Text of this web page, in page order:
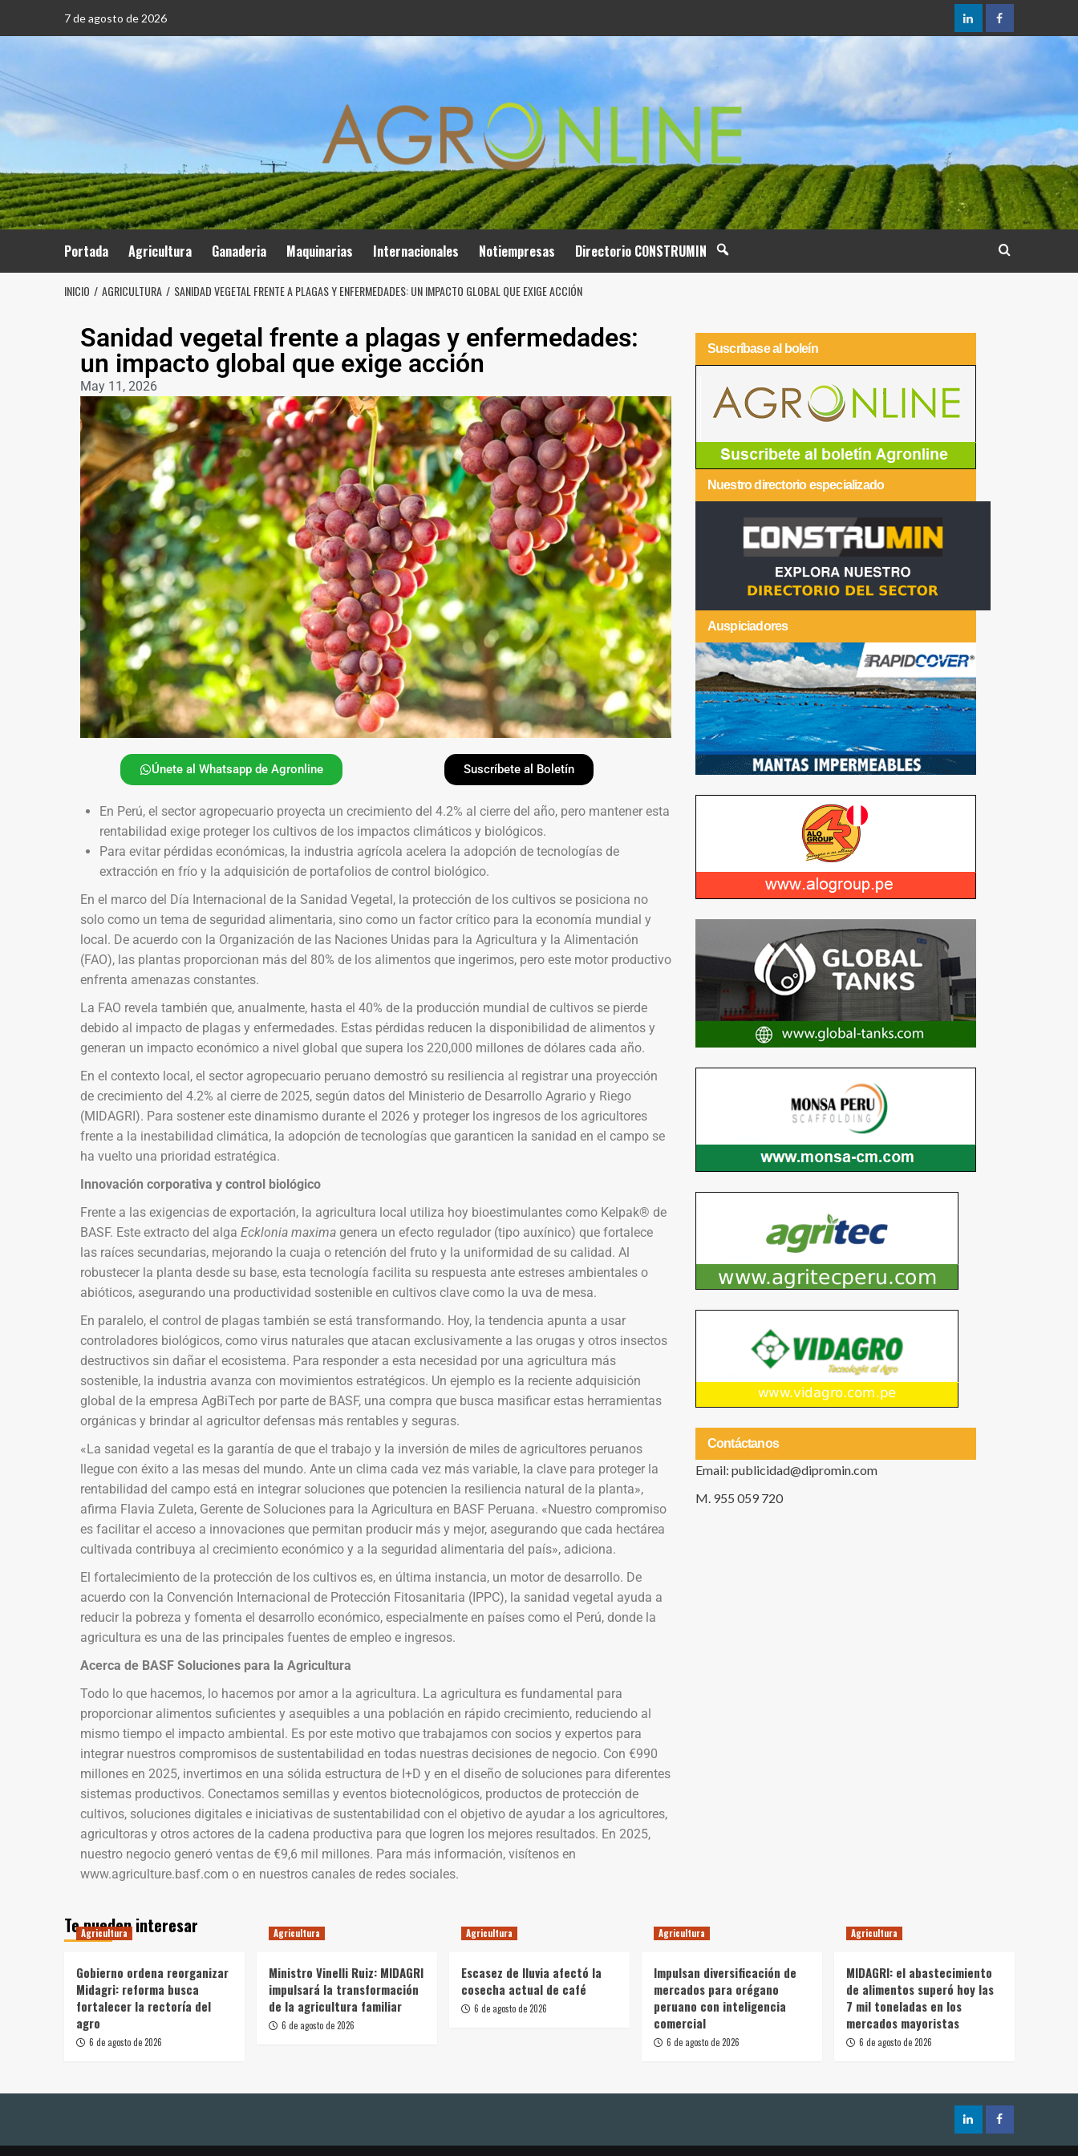
7 de agosto de 2026
Portada Agricultura Ganaderia Maquinarias Internacionales Notiempresas Directorio CONSTRUMIN
INICIO AGRICULTURA SANIDAD VEGETAL FRENTE A PLAGAS Y ENFERMEDADES: UN IMPACTO GLOBAL QUE EXIGE ACCIÓN
Sanidad vegetal frente a plagas y enfermedades:
un impacto global que exige acción
May 11, 2026
Únete al Whatsapp de Agronline Suscríbete al Boletín
En Perú, el sector agropecuario proyecta un crecimiento del 4.2% al cierre del año, pero mantener esta
rentabilidad exige proteger los cultivos de los impactos climáticos y biológicos.
Para evitar pérdidas económicas, la industria agrícola acelera la adopción de tecnologías de
extracción en frío y la adquisición de portafolios de control biológico.
En el marco del Día Internacional de la Sanidad Vegetal, la protección de los cultivos se posiciona no
solo como un tema de seguridad alimentaria, sino como un factor crítico para la economía mundial y
local. De acuerdo con la Organización de las Naciones Unidas para la Agricultura y la Alimentación
(FAO), las plantas proporcionan más del 80% de los alimentos que ingerimos, pero este motor productivo
enfrenta amenazas constantes.
La FAO revela también que, anualmente, hasta el 40% de la producción mundial de cultivos se pierde
debido al impacto de plagas y enfermedades. Estas pérdidas reducen la disponibilidad de alimentos y
generan un impacto económico a nivel global que supera los 220,000 millones de dólares cada año.
En el contexto local, el sector agropecuario peruano demostró su resiliencia al registrar una proyección
de crecimiento del 4.2% al cierre de 2025, según datos del Ministerio de Desarrollo Agrario y Riego
(MIDAGRI). Para sostener este dinamismo durante el 2026 y proteger los ingresos de los agricultores
frente a la inestabilidad climática, la adopción de tecnologías que garanticen la sanidad en el campo se
ha vuelto una prioridad estratégica.
Innovación corporativa y control biológico
Frente a las exigencias de exportación, la agricultura local utiliza hoy bioestimulantes como Kelpak® de
BASF. Este extracto del alga Ecklonia maximagenera un efecto regulador (tipo auxínico) que fortalece
las raíces secundarias, mejorando la cuaja o retención del fruto y la uniformidad de su calidad. Al
robustecer la planta desde su base, esta tecnología facilita su respuesta ante estreses ambientales o
abióticos, asegurando una productividad sostenible en cultivos clave como la uva de mesa.
En paralelo, el control de plagas también se está transformando. Hoy, la tendencia apunta a usar
controladores biológicos, como virus naturales que atacan exclusivamente a las orugas y otros insectos
destructivos sin dañar el ecosistema. Para responder a esta necesidad por una agricultura más
sostenible, la industria avanza con movimientos estratégicos. Un ejemplo es la reciente adquisición
global de la empresa AgBiTech por parte de BASF, una compra que busca masificar estas herramientas
orgánicas y brindar al agricultor defensas más rentables y seguras.
«La sanidad vegetal es la garantía de que el trabajo y la inversión de miles de agricultores peruanos
llegue con éxito a las mesas del mundo. Ante un clima cada vez más variable, la clave para proteger la
rentabilidad del campo está en integrar soluciones que potencien la resiliencia natural de la planta»,
afirma Flavia Zuleta, Gerente de Soluciones para la Agricultura en BASF Peruana. «Nuestro compromiso
es facilitar el acceso a innovaciones que permitan producir más y mejor, asegurando que cada hectárea
cultivada contribuya al crecimiento económico y a la seguridad alimentaria del país», adiciona.
El fortalecimiento de la protección de los cultivos es, en última instancia, un motor de desarrollo. De
acuerdo con la Convención Internacional de Protección Fitosanitaria (IPPC), la sanidad vegetal ayuda a
reducir la pobreza y fomenta el desarrollo económico, especialmente en países como el Perú, donde la
agricultura es una de las principales fuentes de empleo e ingresos.
Acerca de BASF Soluciones para la Agricultura
Todo lo que hacemos, lo hacemos por amor a la agricultura. La agricultura es fundamental para
proporcionar alimentos suficientes y asequibles a una población en rápido crecimiento, reduciendo al
mismo tiempo el impacto ambiental. Es por este motivo que trabajamos con socios y expertos para
integrar nuestros compromisos de sustentabilidad en todas nuestras decisiones de negocio. Con €990
millones en 2025, invertimos en una sólida estructura de I+D y en el diseño de soluciones para diferentes
sistemas productivos. Conectamos semillas y eventos biotecnológicos, productos de protección de
cultivos, soluciones digitales e iniciativas de sustentabilidad con el objetivo de ayudar a los agricultores,
agricultoras y otros actores de la cadena productiva para que logren los mejores resultados. En 2025,
nuestro negocio generó ventas de €9,6 mil millones. Para más información, visítenos en
www.agriculture.basf.com o en nuestros canales de redes sociales.
Suscríbase al boleín
Nuestro directorio especializado
Auspiciadores
Contáctanos
Email: publicidad@dipromin.com
M. 955 059 720
Te pueden interesar
Agricultura
Gobierno ordena reorganizar
Midagri: reforma busca
fortalecer la rectoría del
agro
6 de agosto de 2026
Agricultura
Ministro Vinelli Ruiz: MIDAGRI
impulsará la transformación
de la agricultura familiar
6 de agosto de 2026
Agricultura
Escasez de lluvia afectó la
cosecha actual de café
6 de agosto de 2026
Agricultura
Impulsan diversificación de
mercados para orégano
peruano con inteligencia
comercial
6 de agosto de 2026
Agricultura
MIDAGRI: el abastecimiento
de alimentos superó hoy las
7 mil toneladas en los
mercados mayoristas
6 de agosto de 2026